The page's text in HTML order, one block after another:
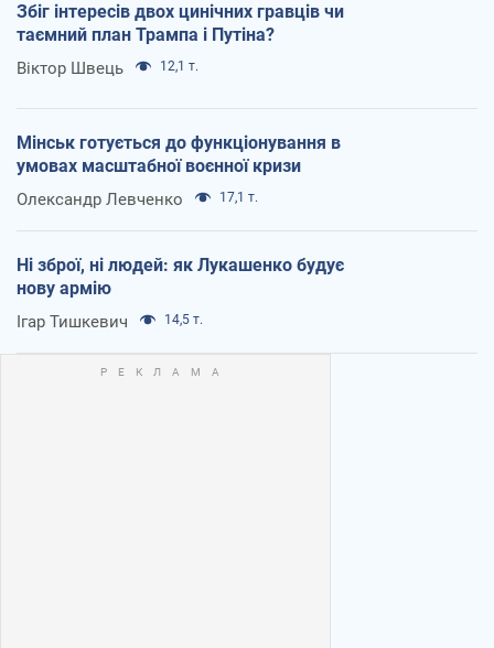
Збіг інтересів двох цинічних гравців чи
таємний план Трампа і Путіна?
Віктор Швець 12,1 т.
Мінськ готується до функціонування в
умовах масштабної воєнної кризи
Олександр Левченко 17,1 т.
Ні зброї, ні людей: як Лукашенко будує
нову армію
Ігар Тишкевич 14,5 т.